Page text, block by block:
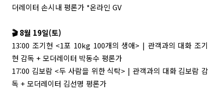
더레이터 손시내 평론가 *온라인 GV
🎬 8월 19일(토)
13:00 조기현 <1포 10kg 100개의 생애> | 관객과의 대화 조기
현 감독 + 모더레이터 박동수 평론가
17:00 김보람 <두 사람을 위한 식탁> | 관객과의 대화 김보람 감
독 + 모더레이터 김선명 평론가